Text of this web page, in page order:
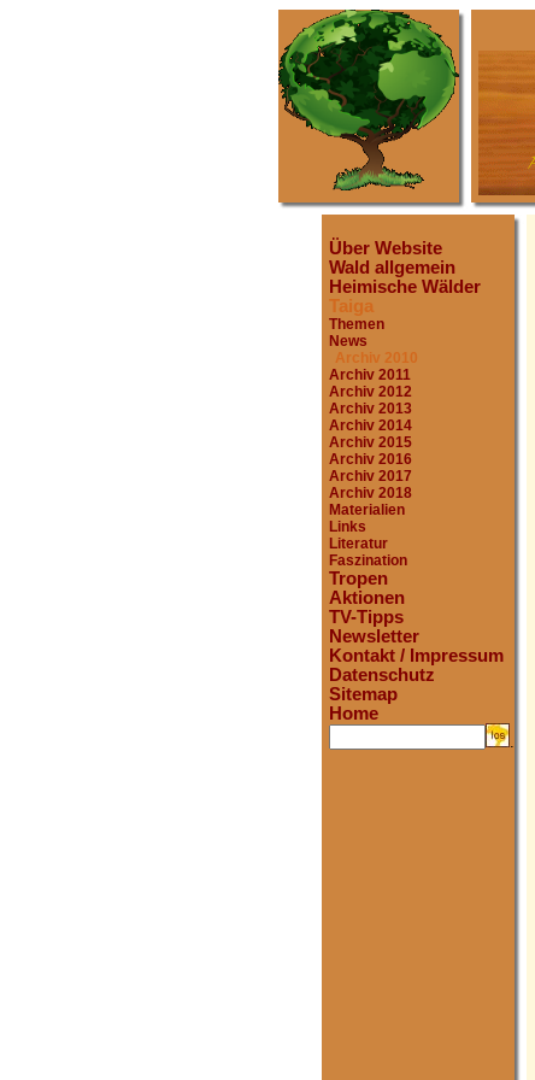
Über Website
Wald allgemein
Heimische Wälder
Taiga
Themen
News
Archiv 2010
Archiv 2011
Archiv 2012
Archiv 2013
Archiv 2014
Archiv 2015
Archiv 2016
Archiv 2017
Archiv 2018
Materialien
Links
Literatur
Faszination
Tropen
Aktionen
TV-Tipps
Newsletter
Kontakt / Impressum
Datenschutz
Sitemap
Home
.